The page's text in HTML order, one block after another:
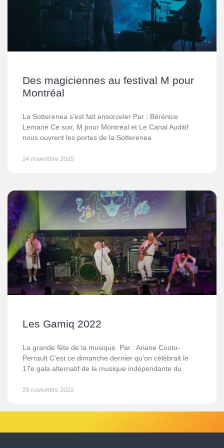
Des magiciennes au festival M pour
Montréal
La Sotterenea s’est fait ensorceler Par : Bérénice
Lemarié Ce soir, M pour Montréal et Le Canal Auditif
nous ouvrent les portes de la Sotterenea
24 novembre 2025
Les Gamiq 2022
La grande fête de la musique Par : Ariane Coutu-
Perrault C’est ce dimanche dernier qu’on célébrait le
17e gala alternatif de la musique indépendante du
28 novembre 2022